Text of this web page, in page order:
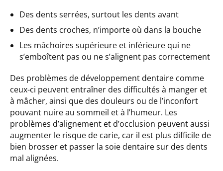
Des dents serrées, surtout les dents avant
Des dents croches, n’importe où dans la bouche
Les mâchoires supérieure et inférieure qui ne
s’emboîtent pas ou ne s’alignent pas correctement
Des problèmes de développement dentaire comme
ceux-ci peuvent entraîner des difficultés à manger et
à mâcher, ainsi que des douleurs ou de l’inconfort
pouvant nuire au sommeil et à l’humeur. Les
problèmes d’alignement et d’occlusion peuvent aussi
augmenter le risque de carie, car il est plus difficile de
bien brosser et passer la soie dentaire sur des dents
mal alignées.